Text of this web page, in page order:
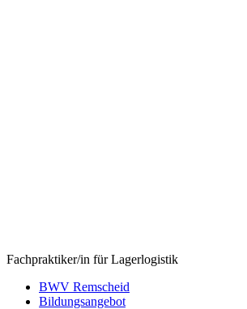
Fachpraktiker/in für Lagerlogistik
BWV Remscheid
Bildungsangebot